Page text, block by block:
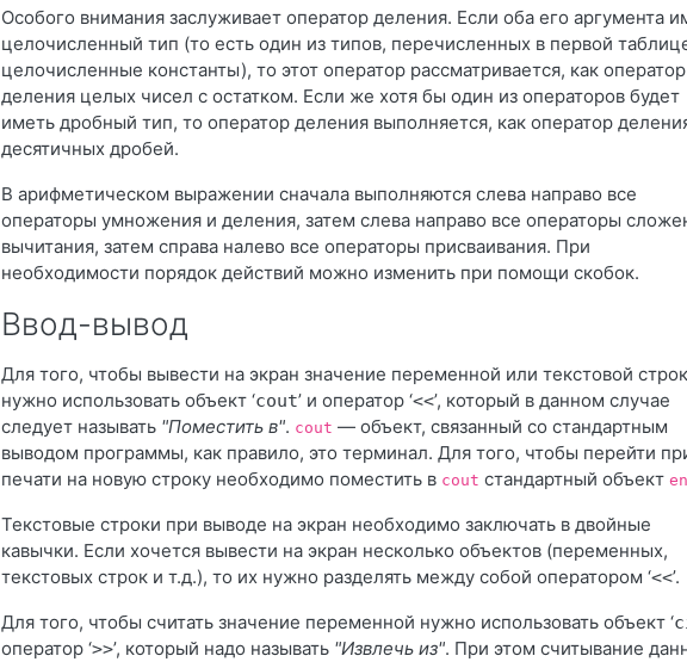
Особого внимания заслуживает оператор деления. Если оба его аргумента
целочисленный тип (то есть один из типов, перечисленных в первой
целочисленные константы), то этот оператор рассматривается, как оператор
деления целых чисел с остатком. Если же хотя бы один из операторов будет
иметь дробный тип, то оператор деления выполняется, как оператор
десятичных дробей.
В арифметическом выражении сначала выполняются слева направо все
операторы умножения и деления, затем слева направо все операторы
вычитания, затем справа налево все операторы присваивания. При
необходимости порядок действий можно изменить при помощи скобок.
Ввод-вывод
Для того, чтобы вывести на экран значение переменной или текстовой
нужно использовать объект ‘cout’ и оператор ‘<<’, который в данном случае
следует называть "Поместить в". cout — объект, связанный со стандартным
выводом программы, как правило, это терминал. Для того, чтобы перейти
печати на новую строку необходимо поместить в cout стандартный объект
Текстовые строки при выводе на экран необходимо заключать в двойные
кавычки. Если хочется вывести на экран несколько объектов (переменных,
текстовых строк и т.д.), то их нужно разделять между собой оператором ‘<<’.
Для того, чтобы считать значение переменной нужно использовать объект ‘
оператор ‘>>’, который надо называть "Извлечь из". При этом считывание